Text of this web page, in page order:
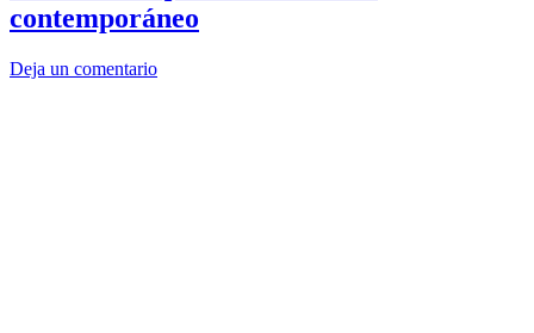
contemporáneo
Deja un comentario